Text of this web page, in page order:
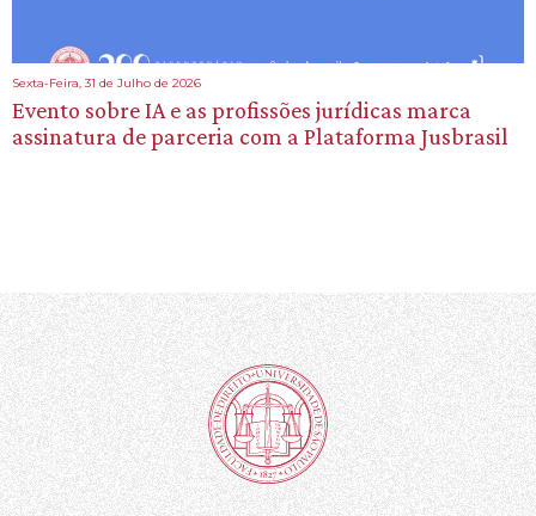
Sexta-Feira, 31 de Julho de 2026
Evento sobre IA e as profissões jurídicas marca
assinatura de parceria com a Plataforma Jusbrasil